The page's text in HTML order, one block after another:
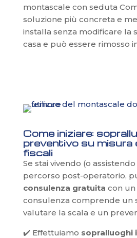
montascale con seduta
soluzione più concreta e
installa senza modificare la
casa e può essere rimosso
Come iniziare:
preventivo su misura
fiscali
Se stai vivendo (o
percorso post-operatorio,
consulenza gratuita con un
consulenza comprende un
valutare la scala e un
✔️ Effettuiamo sopralluoghi